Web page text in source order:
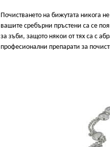
Почистването на бижутата никога
вашите сребърни пръстени са се
за зъби, защото някои от тях са с
професионални препарати за